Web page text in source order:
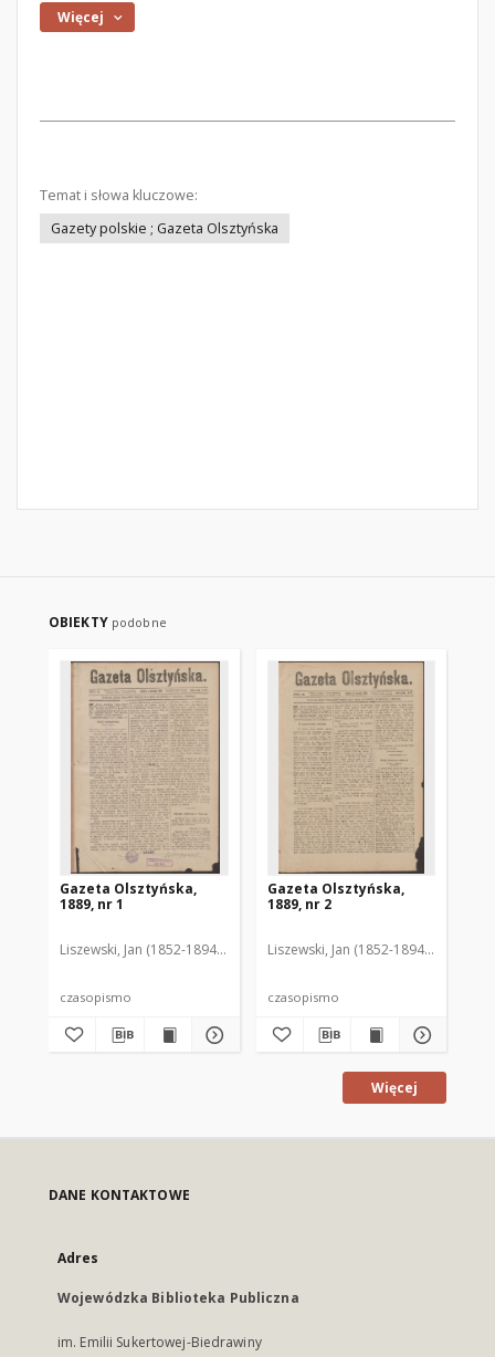
Więcej
Temat i słowa kluczowe:
Gazety polskie ; Gazeta Olsztyńska
OBIEKTY podobne
Gazeta Olsztyńska,
1889, nr 1
Liszewski, Jan (1852-1894). Red.
czasopismo
Gazeta Olsztyńska,
1889, nr 2
Liszewski, Jan (1852-1894). Red.
czasopismo
Więcej
DANE KONTAKTOWE
Adres
Wojewódzka Biblioteka Publiczna
im. Emilii Sukertowej-Biedrawiny